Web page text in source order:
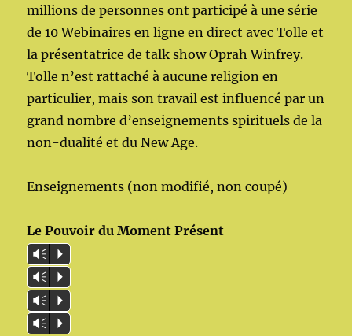
millions de personnes ont participé à une série
de 10 Webinaires en ligne en direct avec Tolle et
la présentatrice de talk show Oprah Winfrey.
Tolle n’est rattaché à aucune religion en
particulier, mais son travail est influencé par un
grand nombre d’enseignements spirituels de la
non-dualité et du New Age.
Enseignements (non modifié, non coupé)
Le Pouvoir du Moment Présent
Vm P
Vm P
Vm P
Vm P